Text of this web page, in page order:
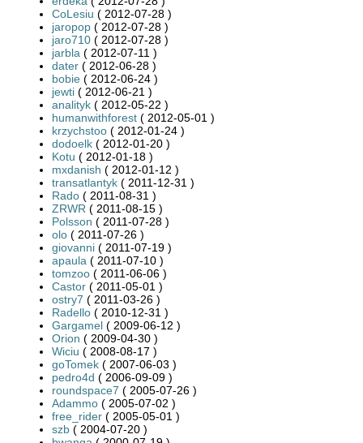
CoLesiu ( 2012-07-28 )
jaropop ( 2012-07-28 )
jaro710 ( 2012-07-28 )
jarbla ( 2012-07-11 )
dater ( 2012-06-28 )
bobie ( 2012-06-24 )
jewti ( 2012-06-21 )
analityk ( 2012-05-22 )
humanwithforest ( 2012-05-01 )
krzychstoo ( 2012-01-24 )
dodoelk ( 2012-01-20 )
Kotu ( 2012-01-18 )
mxdanish ( 2012-01-12 )
transatlantyk ( 2011-12-31 )
Rado ( 2011-08-31 )
ZRWR ( 2011-08-15 )
Polsson ( 2011-07-28 )
olo ( 2011-07-26 )
giovanni ( 2011-07-19 )
apaula ( 2011-07-10 )
tomzoo ( 2011-06-06 )
Castor ( 2011-05-01 )
ostry7 ( 2011-03-26 )
Radello ( 2010-12-31 )
Gargamel ( 2009-06-12 )
Orion ( 2009-04-30 )
Wiciu ( 2008-08-17 )
goTomek ( 2007-06-03 )
pedro4d ( 2006-09-09 )
roundspace7 ( 2005-07-26 )
Adammo ( 2005-07-02 )
free_rider ( 2005-05-01 )
szb ( 2004-07-20 )